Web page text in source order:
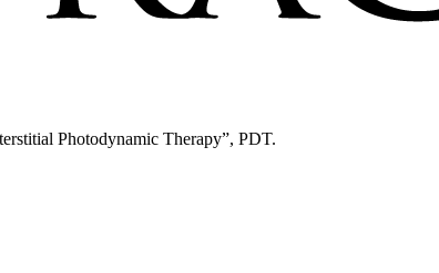
Photodynamic Therapy”, PDT.